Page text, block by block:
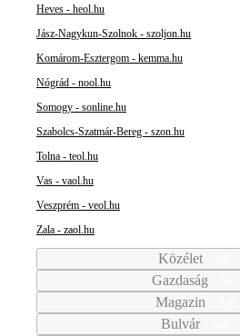
Heves - heol.hu
Jász-Nagykun-Szolnok - szoljon.hu
Komárom-Esztergom - kemma.hu
Nógrád - nool.hu
Somogy - sonline.hu
Szabolcs-Szatmár-Bereg - szon.hu
Tolna - teol.hu
Vas - vaol.hu
Veszprém - veol.hu
Zala - zaol.hu
Közélet
Gazdaság
Magazin
Bulvár